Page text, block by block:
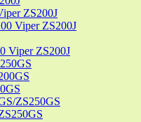
ZS200J
Viper ZS200J
Viper ZS200J
ZS250GS